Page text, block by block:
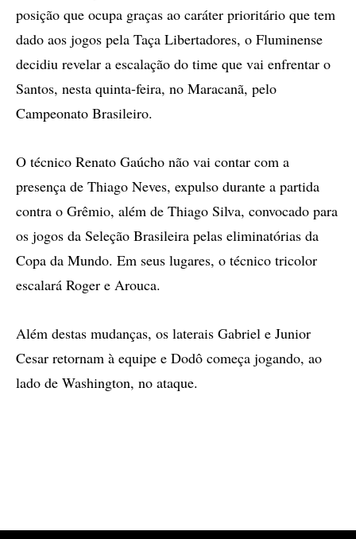
posição que ocupa graças ao caráter prioritário que tem
dado aos jogos pela Taça Libertadores, o Fluminense
decidiu revelar a escalação do time que vai enfrentar o
Santos, nesta quinta-feira, no Maracanã, pelo
Campeonato Brasileiro.
O técnico Renato Gaúcho não vai contar com a
presença de Thiago Neves, expulso durante a partida
contra o Grêmio, além de Thiago Silva, convocado para
os jogos da Seleção Brasileira pelas eliminatórias da
Copa da Mundo. Em seus lugares, o técnico tricolor
escalará Roger e Arouca.
Além destas mudanças, os laterais Gabriel e Junior
Cesar retornam à equipe e Dodô começa jogando, ao
lado de Washington, no ataque.